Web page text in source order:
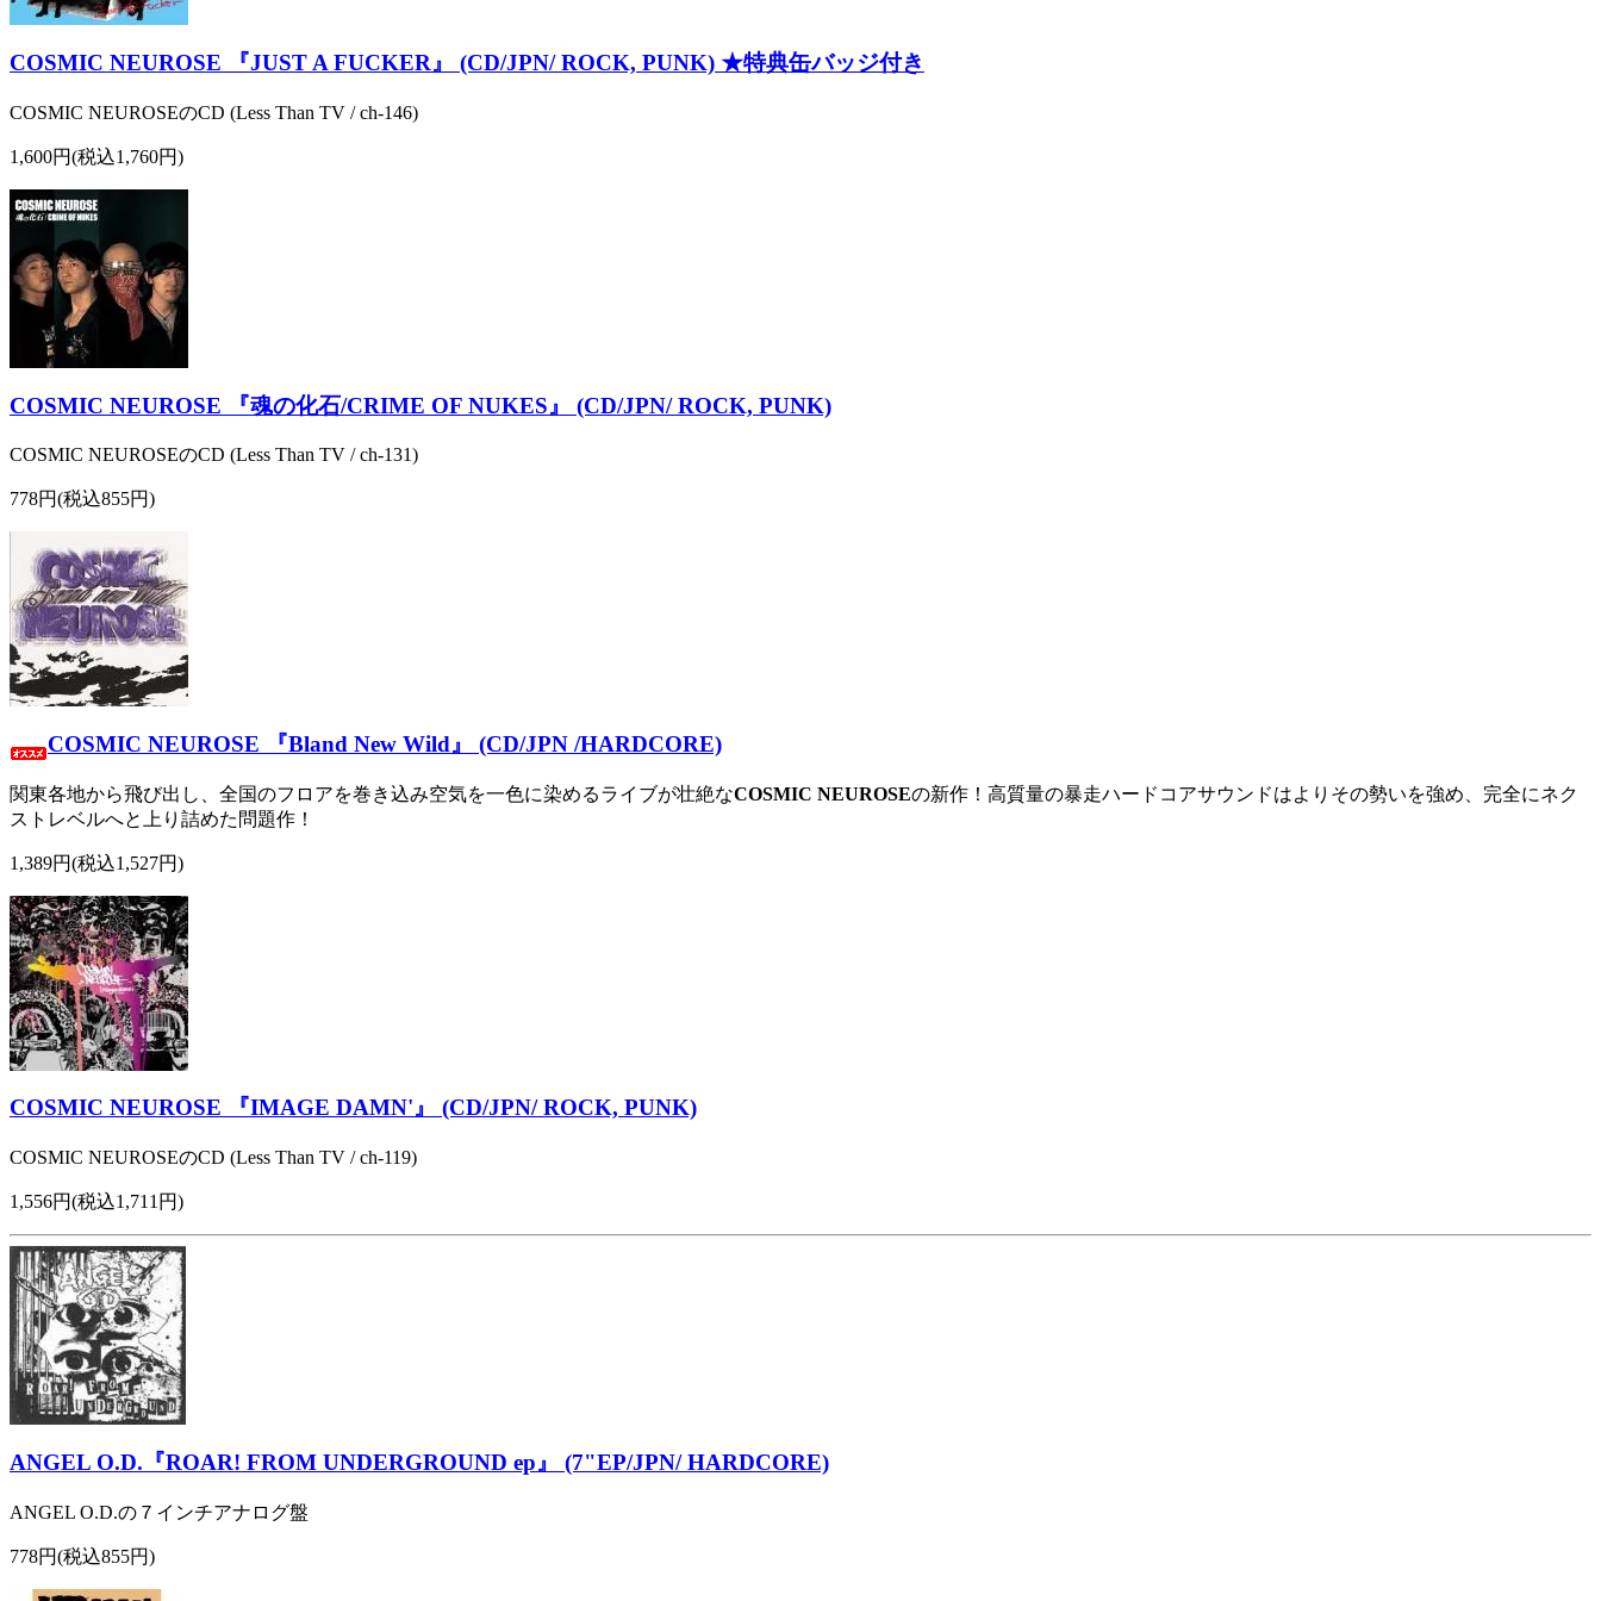
COSMIC NEUROSE 『JUST A FUCKER』 (CD/JPN/ ROCK, PUNK) ★特典缶バッジ付き
COSMIC NEUROSEのCD (Less Than TV / ch-146)
1,600円(税込1,760円)
COSMIC NEUROSE 『魂の化石/CRIME OF NUKES』 (CD/JPN/ ROCK, PUNK)
COSMIC NEUROSEのCD (Less Than TV / ch-131)
778円(税込855円)
COSMIC NEUROSE 『Bland New Wild』 (CD/JPN /HARDCORE)
関東各地から飛び出し、全国のフロアを巻き込み空気を一色に染めるライブが壮絶なCOSMIC NEUROSEの新作！高質量の暴走ハードコアサウンドはよりその勢いを強め、完全にネク
ストレベルへと上り詰めた問題作！
1,389円(税込1,527円)
COSMIC NEUROSE 『IMAGE DAMN'』 (CD/JPN/ ROCK, PUNK)
COSMIC NEUROSEのCD (Less Than TV / ch-119)
1,556円(税込1,711円)
ANGEL O.D.『ROAR! FROM UNDERGROUND ep』 (7"EP/JPN/ HARDCORE)
ANGEL O.D.の７インチアナログ盤
778円(税込855円)